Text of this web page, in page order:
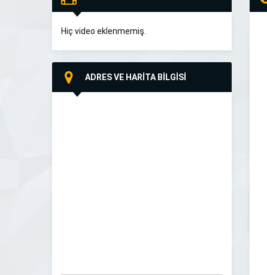
Hiç video eklenmemiş.
ADRES VE HARİTA BİLGİSİ